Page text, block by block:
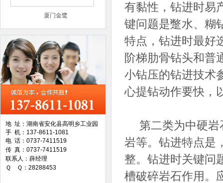
厦门金鹭
西工集团
台湾协威机械
地 址：湖南省安化县高明乡工业园
手 机：137-8611-1081
电 话：0737-7411519
传 真：0737-7411519
联系人：薛经理
Ｑ Ｑ：28288453
有黏性，钻进时易
键问题是蹩水、糊
特点，钻进时最好
阶梯肋骨钻头和普
小钻压的钻进技术
心提钻动作要快，
第二类为中硬岩
岩等。钻进特点是
整。钻进时关键问
槽破碎岩石作用。